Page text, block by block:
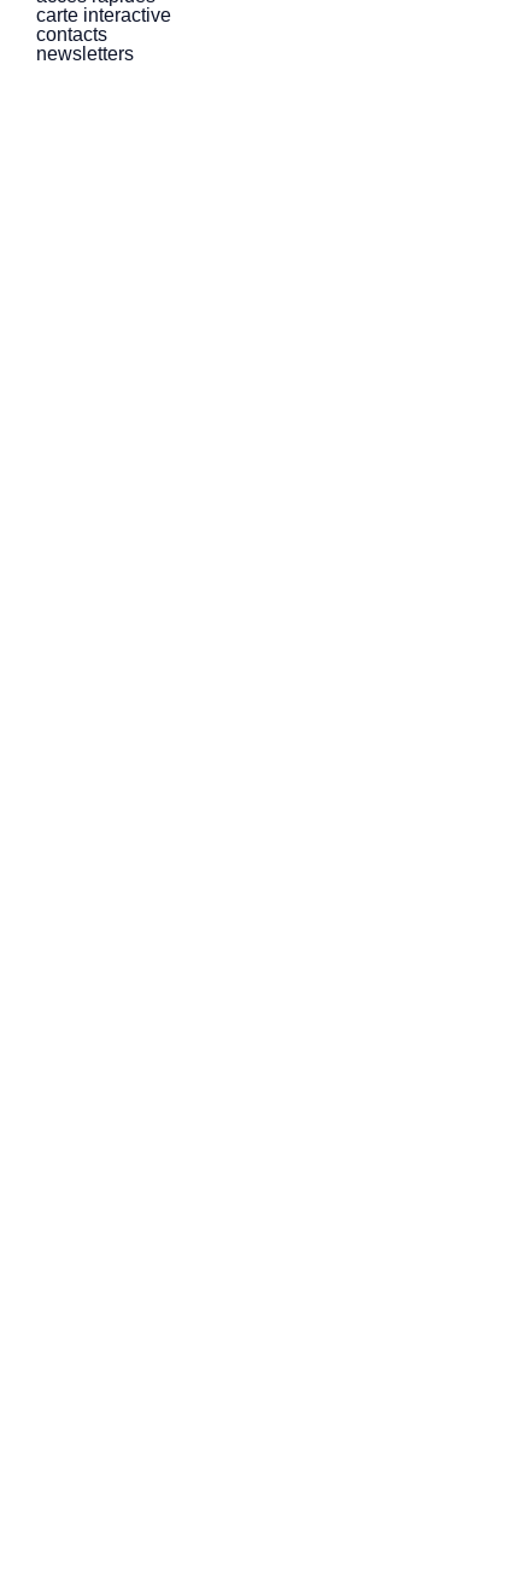
carte interactive
contacts
newsletters